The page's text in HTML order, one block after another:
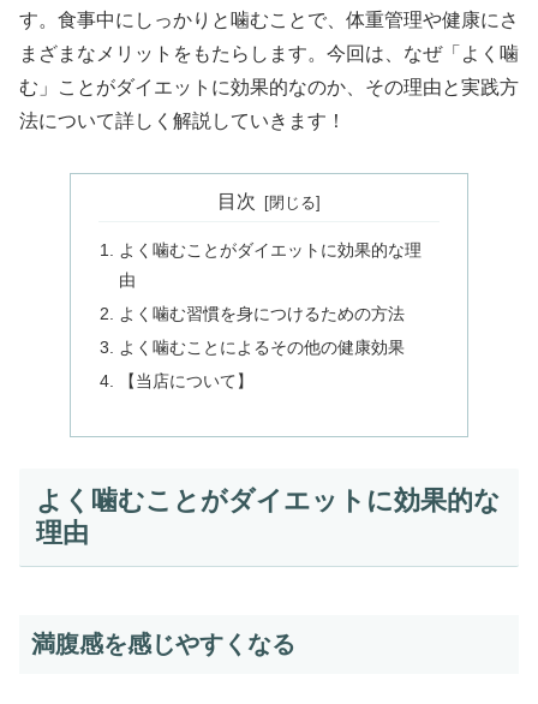
す。食事中にしっかりと噛むことで、体重管理や健康にさ
まざまなメリットをもたらします。今回は、なぜ「よく噛
む」ことがダイエットに効果的なのか、その理由と実践方
法について詳しく解説していきます！
目次
よく噛むことがダイエットに効果的な理
由
よく噛む習慣を身につけるための方法
よく噛むことによるその他の健康効果
【当店について】
よく噛むことがダイエットに効果的な
理由
満腹感を感じやすくなる